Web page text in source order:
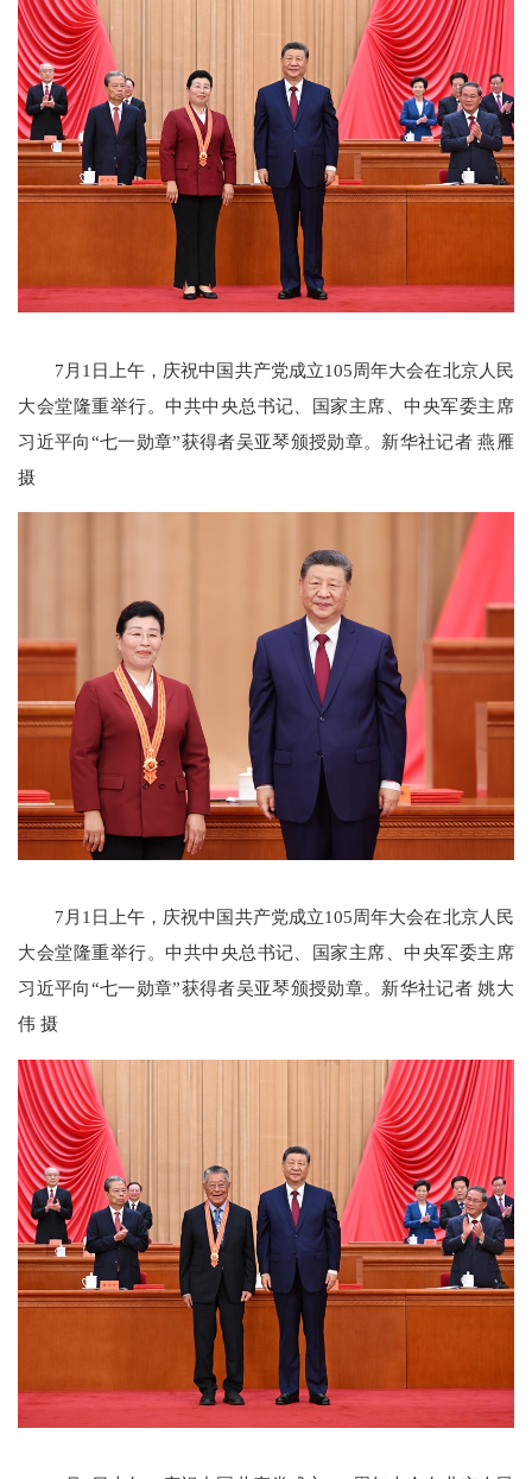
7月1日上午，庆祝中国共产党成立105周年大会在北京人民
大会堂隆重举行。中共中央总书记、国家主席、中央军委主席
习近平向“七一勋章”获得者吴亚琴颁授勋章。新华社记者 燕雁
摄
7月1日上午，庆祝中国共产党成立105周年大会在北京人民
大会堂隆重举行。中共中央总书记、国家主席、中央军委主席
习近平向“七一勋章”获得者吴亚琴颁授勋章。新华社记者 姚大
伟 摄